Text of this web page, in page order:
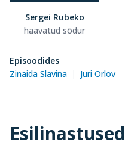
Sergei Rubeko
haavatud sõdur
Episoodides
Zinaida Slavina
Juri Orlov
Esilinastused